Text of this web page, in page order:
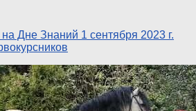
Дне Знаний 1 сентября 2023 г.